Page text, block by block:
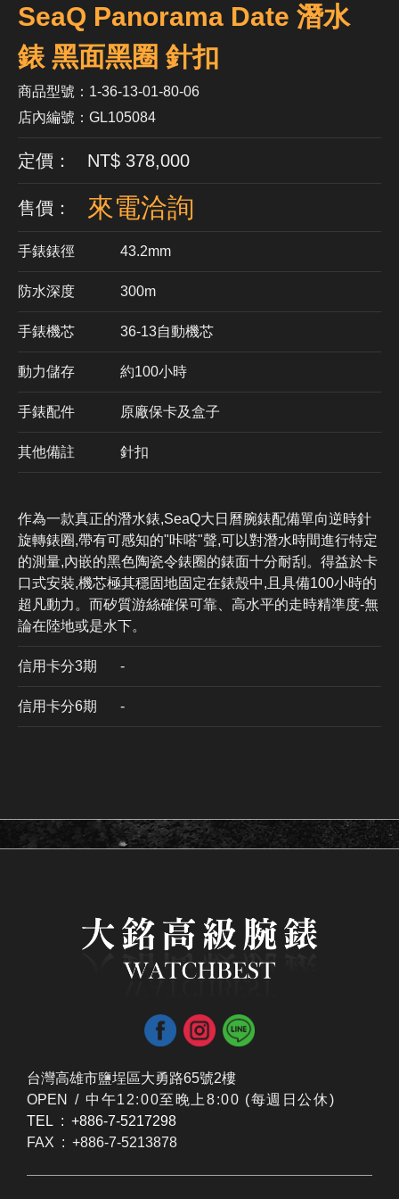
SeaQ Panorama Date 潛水
錶 黑面黑圈 針扣
商品型號：1-36-13-01-80-06
店內編號：GL105084
定價： NT$ 378,000
售價： 來電洽詢
手錶錶徑 43.2mm
防水深度 300m
手錶機芯 ​36-13自動機芯
動力儲存 約100小時
手錶配件 原廠保卡及盒子
其他備註 針扣
作為一款真正的潛水錶,SeaQ大日曆腕錶配備單向逆時針
旋轉錶圈,帶有可感知的"咔嗒"聲,可以對潛水時間進行特定
的測量,內嵌的黑色陶瓷令錶圈的錶面十分耐刮。得益於卡
口式安裝,機芯極其穩固地固定在錶殼中,且具備100小時的
超凡動力。而矽質游絲確保可靠、高水平的走時精準度-無
論在陸地或是水下。
信用卡分3期 ​-
信用卡分6期 -
台灣高雄市鹽埕區大勇路65號2樓
OPEN / ​中午12:00至晚上8:00 (每週日公休)
TEL : +886-7-5217298
FAX : +886-7-5213878